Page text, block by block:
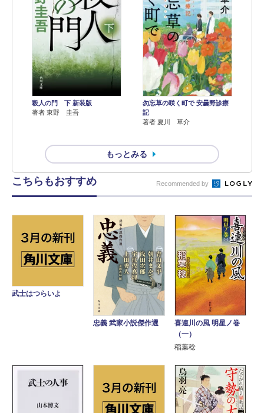
殺人の門 下 新装版
著者 東野 圭吾
勿忘草の咲く町で 安曇野診療
記
著者 夏川 草介
もっとみる
こちらもおすすめ Recommended by
武士はつらいよ
忠義 武家小説傑作選
喜連川の風 明星ノ巻
（一）
稲葉稔